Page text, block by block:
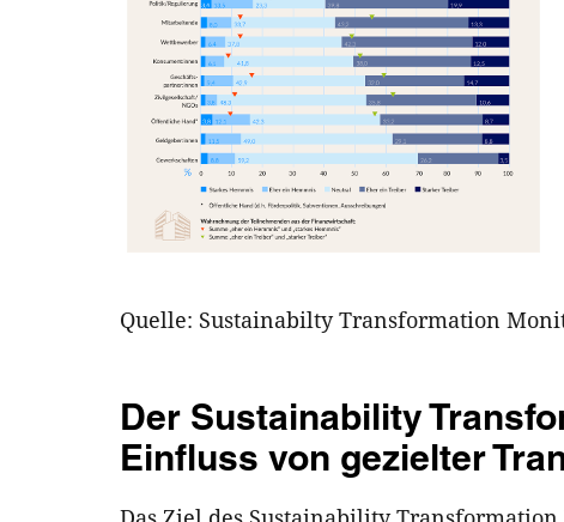
Quelle: Sustainabilty Transformation
Der Sustainability
Einfluss von gezielter